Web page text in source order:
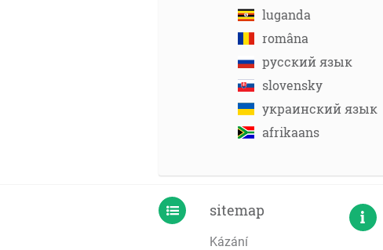
luganda
româna
русский язык
slovensky
украинский язык
afrikaans
sitemap
Kázání